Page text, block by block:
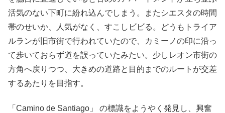
活気のない下町に紛れ込んでしまう。またシエスタの時間
帯のせいか、人気がなく、すこしビビる。どうもトライア
ルランが旧市街で行われていたので、カミーノの印に沿っ
て歩いておらず道を誤っていたみたい。少しレオン市街の
方角へ戻りつつ、大きめの道路と目的までのルートが交差
するあたりを目指す。
「Camino de Santiago」 の標識をようやく発見し、興奮